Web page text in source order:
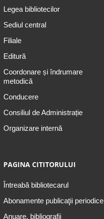
Legea bibliotecilor
Sediul central
Filiale
Editură
Coordonare și îndrumare
metodică
Conducere
Consiliul de Administrație
Organizare internă
PAGINA CITITORULUI
Întreabă bibliotecarul
Abonamente publicaţii periodice
Anuare, bibliografii